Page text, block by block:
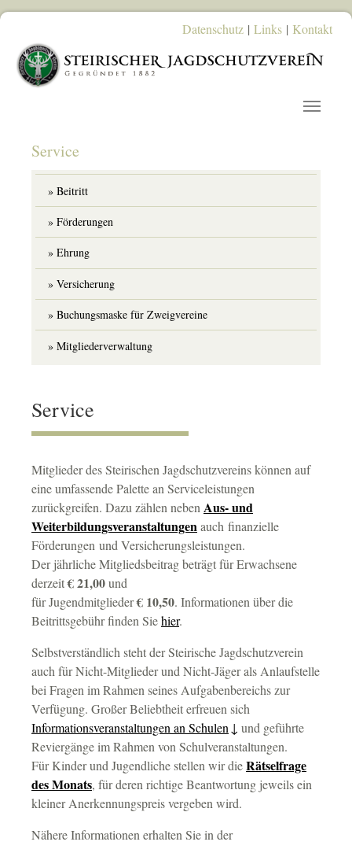
Skip to main content
Datenschutz | Links | Kontakt
Service
Beitritt
Förderungen
Ehrung
Versicherung
Buchungsmaske für Zweigvereine
Mitgliederverwaltung
Service
Mitglieder des Steirischen Jagdschutzvereins können auf
eine umfassende Palette an Serviceleistungen
zurückgreifen. Dazu zählen neben Aus- und
Weiterbildungsveranstaltungenauch finanzielle
Förderungen und Versicherungsleistungen.
Der jährliche Mitgliedsbeitrag beträgt für Erwachsene
derzeit€ 21,00und
für Jugendmitglieder€ 10,50. Informationen über die
Beitrittsgebühr finden Siehier.
Selbstverständlich steht der Steirische Jagdschutzverein
auch für Nicht-Mitglieder und Nicht-Jäger als Anlaufstelle
bei Fragen im Rahmen seines Aufgabenbereichs zur
Verfügung. Großer Beliebtheit erfreuen sich
Informationsveranstaltungen an Schulen
und geführte
Reviergänge im Rahmen von Schulveranstaltungen.
Für Kinder und Jugendliche stellen wir dieRätselfrage
des Monats, für deren richtige Beantwortung jeweils ein
kleiner Anerkennungspreis vergeben wird.
Nähere Informationen erhalten Sie in der